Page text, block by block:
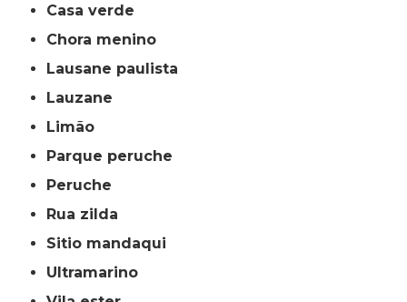
casa verde
chora menino
lausane paulista
lauzane
limão
parque peruche
peruche
rua zilda
sitio mandaqui
ultramarino